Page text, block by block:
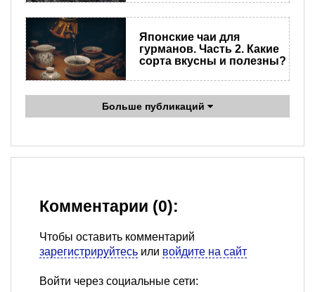
Японские чаи для
гурманов. Часть 2. Какие
сорта вкусны и полезны?
Больше публикаций
Комментарии (0):
Чтобы оставить комментарий
зарегистрируйтесь или войдите на сайт
Войти через социальные сети: